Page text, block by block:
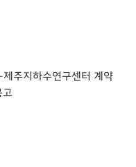
주지하수연구센터 계약
고